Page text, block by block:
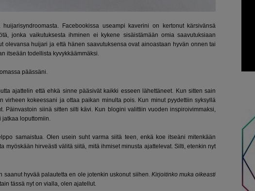
Facebookissa useampi kaverini on kertonut kärsivänsä
jonka vaikutuksesta ihminen ei kykene sisäistämään omia saavutuksiaan
olevansa huijari ja että hänen saavutuksensa ovat ainoastaan hyvän onnen tai
itseään todellista kyvykkäämmäksi.
päässäni.
ajattelin että ehkä sinne pääsivät kaikki esseen lähettäneet. Kun sitten sain
kokeessani ja ottaa paikan minulta pois. Kun minut pyydettiin syksyllä
Päinvastoin siinä sitten silti kävi. Kun blogini valittiin vuoden inspiroivimmaksi,
jatkaa loputtomiin.
samaistua. Olen usein suht varma siitä teen, enkä koe itseäni mitenkään
myöskään hirveästi välitä siitä, mitä ihmiset minusta ajattelevat. Silti, etenkin nyt
hyvää palautetta en ole jotenkin uskonut siihen. Kirjoitinko muka oikeasti
tässä nyt on vialla, olen ajatellut.